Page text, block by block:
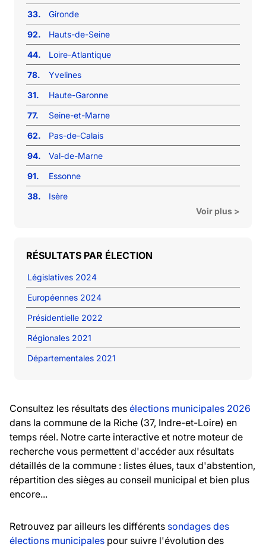
33.
Gironde
92.
Hauts-de-Seine
44.
Loire-Atlantique
78.
Yvelines
31.
Haute-Garonne
77.
Seine-et-Marne
62.
Pas-de-Calais
94.
Val-de-Marne
91.
Essonne
38.
Isère
Voir plus >
RÉSULTATS PAR ÉLECTION
Législatives 2024
Européennes 2024
Présidentielle 2022
Régionales 2021
Départementales 2021
Consultez les résultats des élections municipales 2026
dans la commune de la Riche (37, Indre-et-Loire) en
temps réel. Notre carte interactive et notre moteur de
recherche vous permettent d'accéder aux résultats
détaillés de la commune : listes élues, taux d'abstention,
répartition des sièges au conseil municipal et bien plus
encore...
Retrouvez par ailleurs les différents sondages des
élections municipales pour suivre l'évolution des